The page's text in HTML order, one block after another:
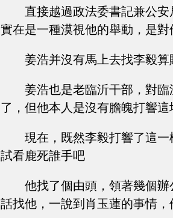
直接越過政法委書記兼公
實在是一種漠視他的舉動，是
姜浩并沒有馬上去找李毅算
姜浩也是老臨沂干部，對
了，但他本人是沒有膽魄打響
現在，既然李毅打響了這
試看鹿死誰手吧
他找了個由頭，領著幾個
話找他，一說到肖玉蓮的事情，